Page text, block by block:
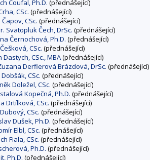
Coufal, Ph.D. (přednášející)
CSc. (přednášející)
CSc. (přednášející)
Svatopluk Čech, DrSc. (přednášející)
Černochová, Ph.D. (přednášející)
CSc. (přednášející)
CSc., MBA(přednášející)
Derflerová Brázdová, DrSc. (přednášející)
CSc. (přednášející)
Doležel, CSc. (přednášející)
Kopečná, Ph.D. (přednášející)
Drtílková, CSc. (přednášející)
CSc. (přednášející)
Dušek, Ph.D. (přednášející)
Elbl, CSc. (přednášející)
Fiala, CSc. (přednášející)
Ph.D. (přednášející)
Ph.D. (přednášející)